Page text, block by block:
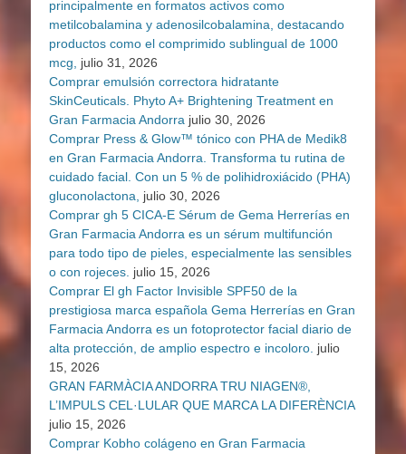
principalmente en formatos activos como
metilcobalamina y adenosilcobalamina, destacando
productos como el comprimido sublingual de 1000
mcg,
julio 31, 2026
Comprar emulsión correctora hidratante
SkinCeuticals. Phyto A+ Brightening Treatment en
Gran Farmacia Andorra julio 30, 2026
Comprar Press & Glow™ tónico con PHA de Medik8
en Gran Farmacia Andorra. Transforma tu rutina de
cuidado facial. Con un 5 % de polihidroxiácido (PHA)
gluconolactona,
julio 30, 2026
Comprar gh 5 CICA-E Sérum de Gema Herrerías en
Gran Farmacia Andorra es un sérum multifunción
para todo tipo de pieles, especialmente las sensibles
o con rojeces. julio 15, 2026
Comprar El gh Factor Invisible SPF50 de la
prestigiosa marca española Gema Herrerías en Gran
Farmacia Andorra es un fotoprotector facial diario de
alta protección, de amplio espectro e incoloro. julio
15, 2026
GRAN FARMÀCIA ANDORRA TRU NIAGEN®,
L’IMPULS CEL·LULAR QUE MARCA LA DIFERÈNCIA
julio 15, 2026
Comprar Kobho colágeno en Gran Farmacia